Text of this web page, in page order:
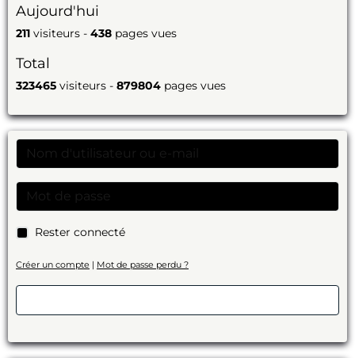
Aujourd'hui
211 visiteurs - 438 pages vues
Total
323465 visiteurs - 879804 pages vues
Rester connecté
Créer un compte | Mot de passe perdu ?